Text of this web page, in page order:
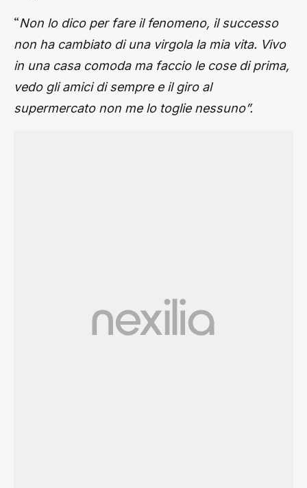
“Non lo dico per fare il fenomeno, il successo
non ha cambiato di una virgola la mia vita. Vivo
in una casa comoda ma faccio le cose di prima,
vedo gli amici di sempre e il giro al
supermercato non me lo toglie nessuno”.